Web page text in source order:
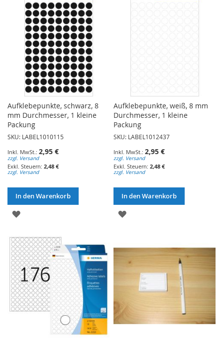
Aufklebepunkte, schwarz, 8
mm Durchmesser, 1 kleine
Packung
SKU: LABEL1010115
2,95 €
zzgl. Versand
2,48 €
zzgl. Versand
In den Warenkorb
ZUR
HINZUFÜGEN
Aufklebepunkte, weiß, 8 mm
Durchmesser, 1 kleine
Packung
SKU: LABEL1012437
2,95 €
zzgl. Versand
2,48 €
zzgl. Versand
In den Warenkorb
ZUR
HINZUFÜGEN